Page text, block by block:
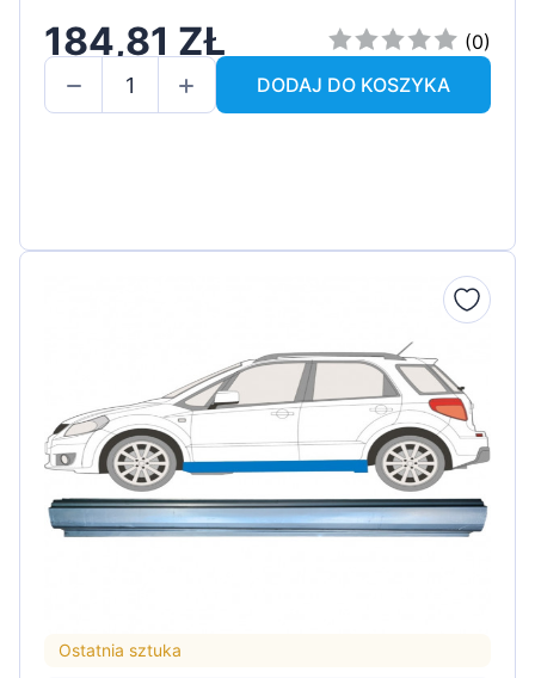
184,81 ZŁ
(0)
DODAJ DO KOSZYKA
Ostatnia sztuka